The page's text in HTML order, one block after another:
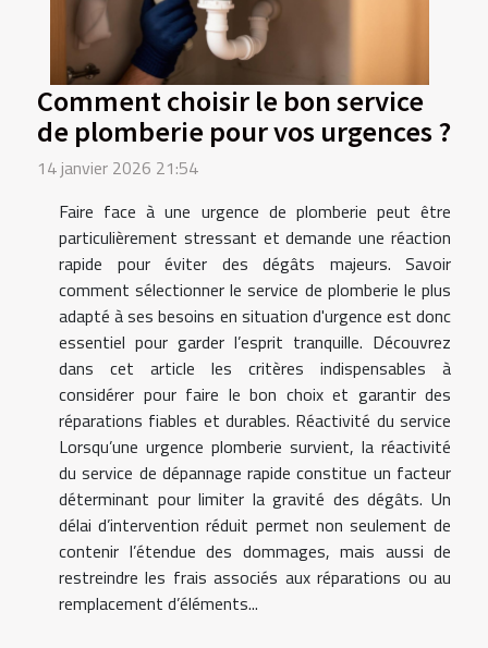
Comment choisir le bon service
de plomberie pour vos urgences ?
14 janvier 2026 21:54
Faire face à une urgence de plomberie peut être
particulièrement stressant et demande une réaction
rapide pour éviter des dégâts majeurs. Savoir
comment sélectionner le service de plomberie le plus
adapté à ses besoins en situation d'urgence est donc
essentiel pour garder l’esprit tranquille. Découvrez
dans cet article les critères indispensables à
considérer pour faire le bon choix et garantir des
réparations fiables et durables. Réactivité du service
Lorsqu’une urgence plomberie survient, la réactivité
du service de dépannage rapide constitue un facteur
déterminant pour limiter la gravité des dégâts. Un
délai d’intervention réduit permet non seulement de
contenir l’étendue des dommages, mais aussi de
restreindre les frais associés aux réparations ou au
remplacement d’éléments...